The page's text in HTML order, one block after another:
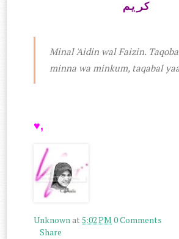
ﻛﺮﻳﻢ
Minal 'Aidin wal Faizin.
minna wa minkum, taqabal
♥,
Unknownat5:02 PM 0 Comments
Share